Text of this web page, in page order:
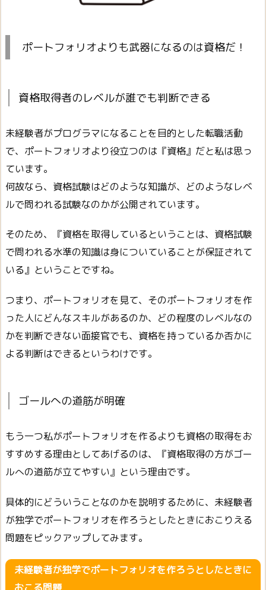
ポートフォリオよりも武器になるのは資格だ！
資格取得者のレベルが誰でも判断できる
未経験者がプログラマになることを目的とした転職活動
で、ポートフォリオより役立つのは『資格』だと私は思っ
ています。
何故なら、資格試験はどのような知識が、どのようなレベ
ルで問われる試験なのかが公開されています。
そのため、『資格を取得しているということは、資格試験
で問われる水準の知識は身についていることが保証されて
いる』ということですね。
つまり、ポートフォリオを見て、そのポートフォリオを作
った人にどんなスキルがあるのか、どの程度のレベルなの
かを判断できない面接官でも、資格を持っているか否かに
よる判断はできるというわけです。
ゴールへの道筋が明確
もう一つ私がポートフォリオを作るよりも資格の取得をお
すすめする理由としてあげるのは、『資格取得の方がゴー
ルへの道筋が立てやすい』という理由です。
具体的にどういうことなのかを説明するために、未経験者
が独学でポートフォリオを作ろうとしたときにおこりえる
問題をピックアップしてみます。
未経験者が独学でポートフォリオを作ろうとしたときに